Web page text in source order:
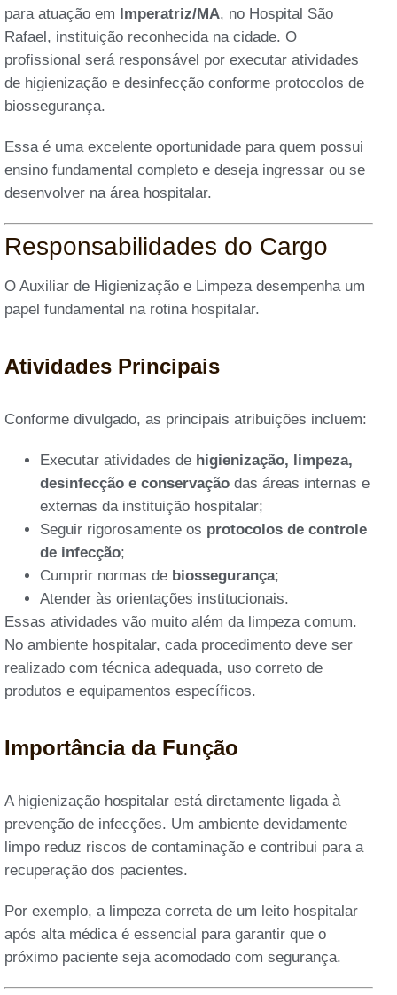
para atuação em Imperatriz/MA, no Hospital São
Rafael, instituição reconhecida na cidade. O
profissional será responsável por executar atividades
de higienização e desinfecção conforme protocolos de
biossegurança.
Essa é uma excelente oportunidade para quem possui
ensino fundamental completo e deseja ingressar ou se
desenvolver na área hospitalar.
Responsabilidades do Cargo
O Auxiliar de Higienização e Limpeza desempenha um
papel fundamental na rotina hospitalar.
Atividades Principais
Conforme divulgado, as principais atribuições incluem:
Executar atividades de higienização, limpeza,
desinfecção e conservação das áreas internas e
externas da instituição hospitalar;
Seguir rigorosamente os protocolos de controle
de infecção;
Cumprir normas de biossegurança;
Atender às orientações institucionais.
Essas atividades vão muito além da limpeza comum.
No ambiente hospitalar, cada procedimento deve ser
realizado com técnica adequada, uso correto de
produtos e equipamentos específicos.
Importância da Função
A higienização hospitalar está diretamente ligada à
prevenção de infecções. Um ambiente devidamente
limpo reduz riscos de contaminação e contribui para a
recuperação dos pacientes.
Por exemplo, a limpeza correta de um leito hospitalar
após alta médica é essencial para garantir que o
próximo paciente seja acomodado com segurança.